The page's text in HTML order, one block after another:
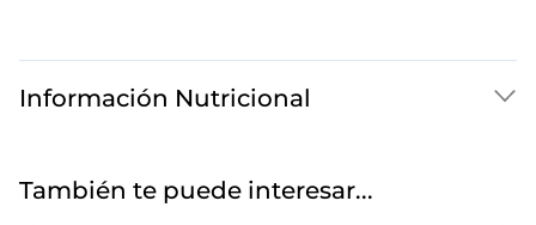
Información Nutricional
También te puede interesar...